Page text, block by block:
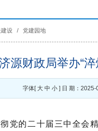
设 / 党建园地
源财政局举办“
字体[ 大 中 小] 日 期：2025-
党的二十届三中全会